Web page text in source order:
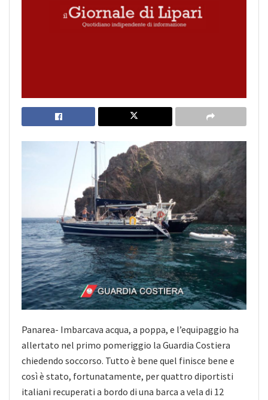
Panarea- Imbarcava acqua, a poppa, e l’equipaggio ha
allertato nel primo pomeriggio la Guardia Costiera
chiedendo soccorso. Tutto è bene quel finisce bene e
così è stato, fortunatamente, per quattro diportisti
italiani recuperati a bordo di una barca a vela di 12